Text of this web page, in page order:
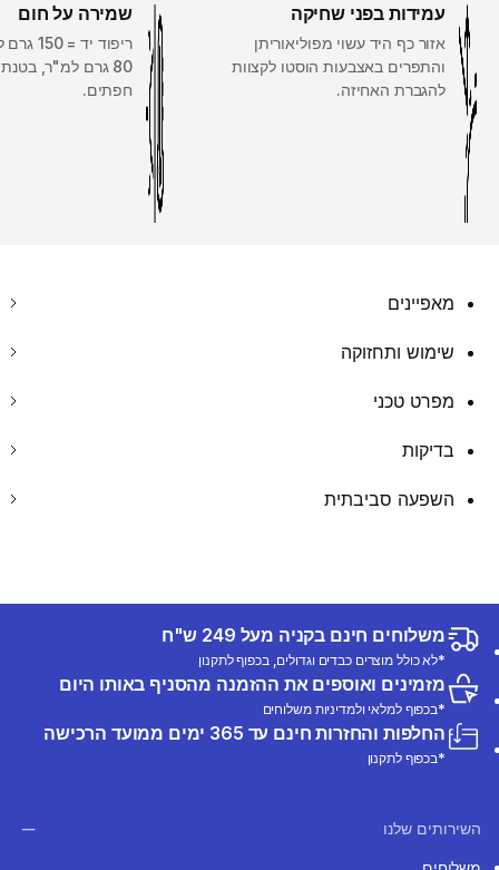
עמידות בפני שחיקה
אזור כף היד עשוי מפוליאוריתן
והתפרים באצבעות הוסטו לקצוות
להגברת האחיזה.
שמירה על חום
ריפוד
80 גרם למ"ר,
חפתים.
מאפיינים
שימוש ותחזוקה
מפרט טכני
בדיקות
השפעה סביבתית
משלוחים חינם בקניה מעל 249 ש"ח
*לא כולל מוצרים כבדים וגדולים, בכפוף לתקנון
מזמינים ואוספים את ההזמנה מהסניף באותו היום
*בכפוף למלאי ולמדיניות משלוחים
החלפות והחזרות חינם עד 365 ימים ממועד הרכישה
*בכפוף לתקנון
השירותים שלנו